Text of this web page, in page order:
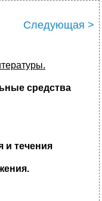
Следующая >
средства
и течения